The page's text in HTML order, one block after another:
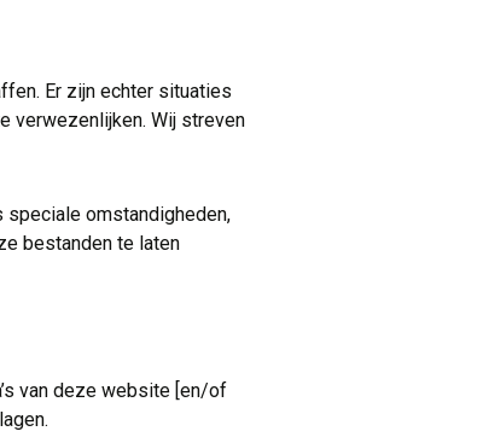
Er zijn echter situaties
verwezenlijken. Wij streven
omstandigheden,
bestanden te laten
van deze website [en/of